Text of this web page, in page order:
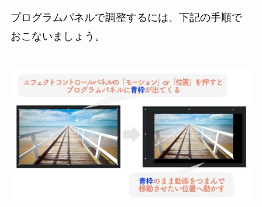
プログラムパネルで調整するには、下記の手順で
おこないましょう。